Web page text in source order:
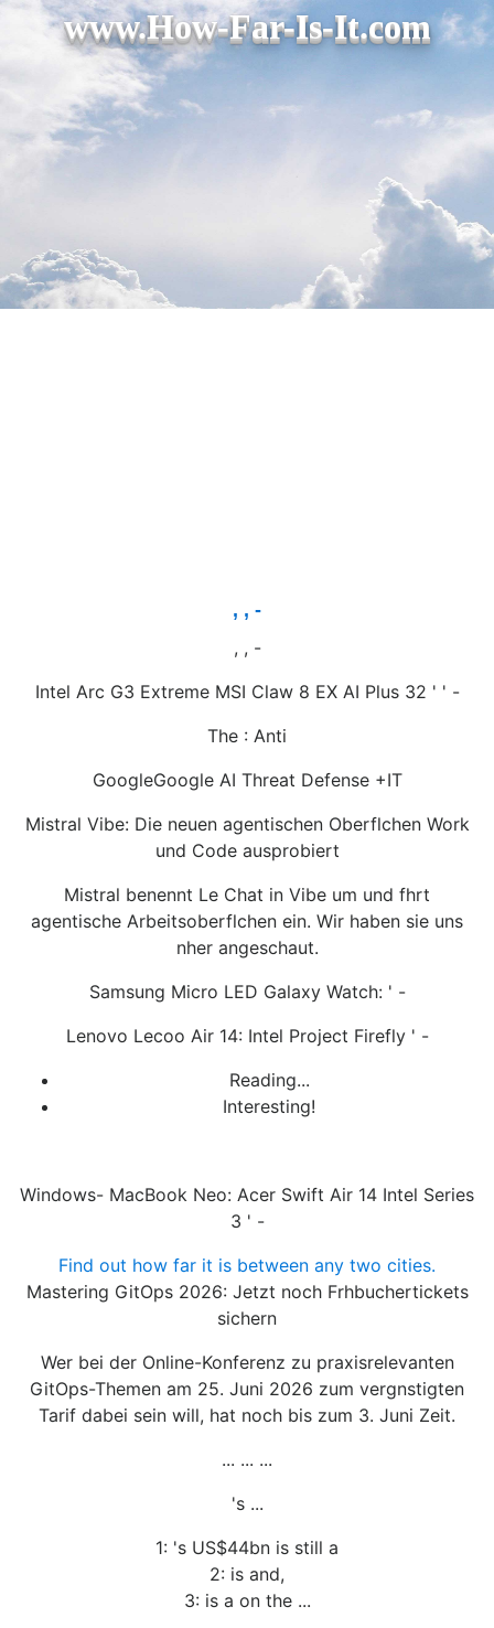
www.How-Far-Is-It.com
, , -
, , -
Intel Arc G3 Extreme MSI Claw 8 EX AI Plus 32 ' ' -
The : Anti
GoogleGoogle AI Threat Defense +IT
Mistral Vibe: Die neuen agentischen Oberflchen Work
und Code ausprobiert
Mistral benennt Le Chat in Vibe um und fhrt
agentische Arbeitsoberflchen ein. Wir haben sie uns
nher angeschaut.
Samsung Micro LED Galaxy Watch: ' -
Lenovo Lecoo Air 14: Intel Project Firefly ' -
Reading...
Interesting!
Windows- MacBook Neo: Acer Swift Air 14 Intel Series
3 ' -
Find out how far it is between any two cities.
Mastering GitOps 2026: Jetzt noch Frhbuchertickets
sichern
Wer bei der Online-Konferenz zu praxisrelevanten
GitOps-Themen am 25. Juni 2026 zum vergnstigten
Tarif dabei sein will, hat noch bis zum 3. Juni Zeit.
... ... ...
's ...
1: 's US$44bn is still a
2: is and,
3: is a on the ...